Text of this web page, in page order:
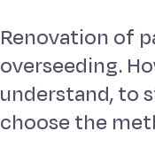
Renovation of
overseeding.
understand, to
choose the